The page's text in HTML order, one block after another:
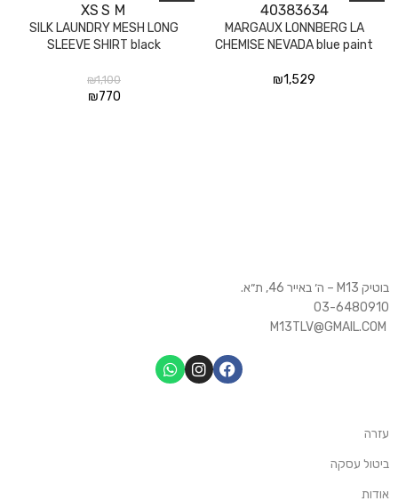
34
36
38
40
MARGAUX LONNBERG LA
CHEMISE NEVADA blue paint
₪1,529
M
S
XS
SILK LAUNDRY MESH LONG
SLEEVE SHIRT black
₪1,100
₪770
בוטיק M13 – ה׳ באייר 46, ת״א.
03-6480910
עזרה
ביטול עסקה
אודות